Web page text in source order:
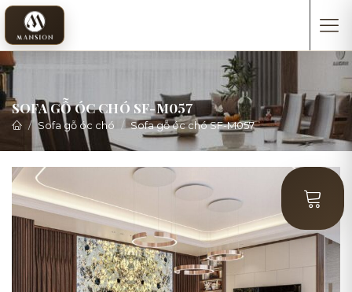
SOFA GỖ ÓC CHÓ SF-M057
Sofa gỗ óc chó Sofa gỗ óc chó SF-M057